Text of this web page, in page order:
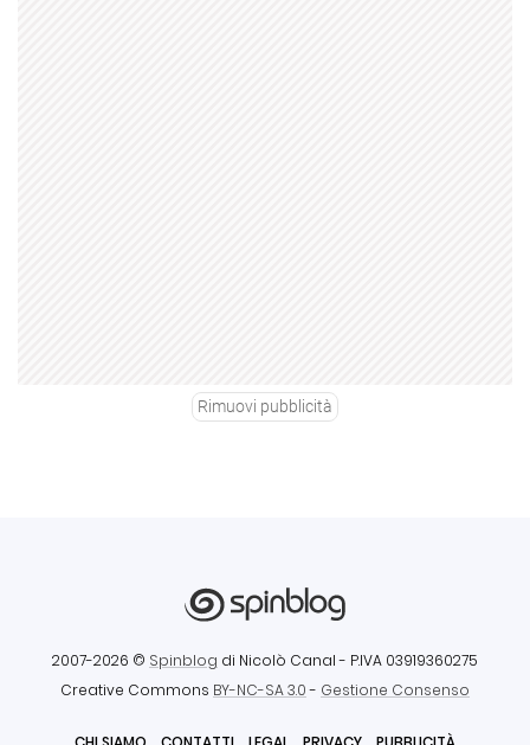
Rimuovi pubblicità
2007-2026 © Spinblog di Nicolò Canal - P.IVA 03919360275
Creative Commons BY-NC-SA 3.0- Gestione Consenso